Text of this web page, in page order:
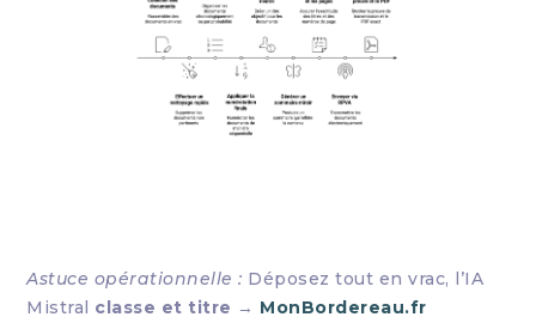
Astuce opérationnelle : Déposez tout en vrac, l’IA
Mistral classe et titre → MonBordereau.fr